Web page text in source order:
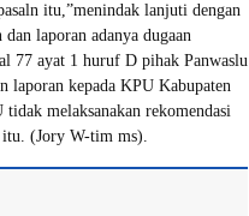
itu,”menindak lanjuti dengan
laporan adanya dugaan
77 ayat 1 huruf D pihak Panwaslu
laporan kepada KPU Kabupaten
melaksanakan rekomendasi
itu. (Jory W-tim ms).